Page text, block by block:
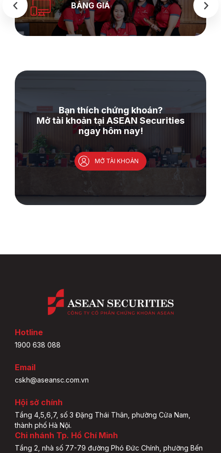
BẢNG GIÁ
Bạn thích chứng khoán?
Mở tài khoản tại ASEAN Securities
ngay hôm nay!
MỞ TÀI KHOẢN
Hotline
1900 638 088
Email
cskh@aseansc.com.vn
Hội sở chính
Tầng 4,5,6,7, số 3 Đặng Thái Thân, phường Cửa Nam,
thành phố Hà Nội.
Chi nhánh Tp. Hồ Chí Minh
Tầng 2, nhà số 77-79 đường Phó Đức Chính, phường Bến